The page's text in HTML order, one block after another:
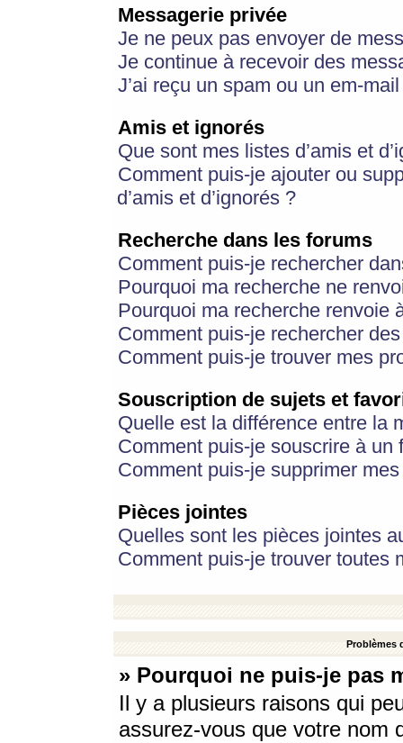
Messagerie privée
Je ne peux pas envoyer de
Je continue à recevoir des
J’ai reçu un spam ou un em-
Amis et ignorés
Que sont mes listes d’amis et
Comment puis-je ajouter ou
d’amis et d’ignorés ?
Recherche dans les forums
Comment puis-je rechercher
Pourquoi ma recherche ne
Pourquoi ma recherche renvoie
Comment puis-je rechercher
Comment puis-je trouver mes
Souscription de sujets et
Quelle est la différence entre la
Comment puis-je souscrire à
Comment puis-je supprimer
Pièces jointes
Quelles sont les pièces jointes
Comment puis-je trouver toutes
Problèmes
» Pourquoi ne puis-je pas
Il y a plusieurs raisons qui
assurez-vous que votre nom